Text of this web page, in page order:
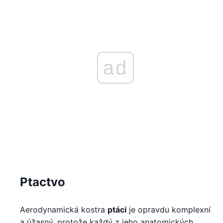
ad
Ptactvo
Aerodynamická kostra ptáci je opravdu komplexní